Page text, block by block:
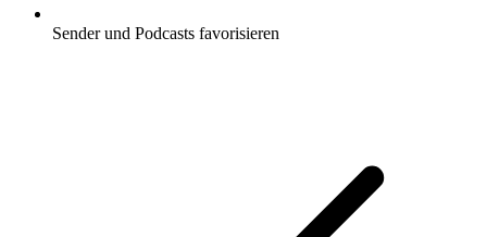
Sender und Podcasts favorisieren